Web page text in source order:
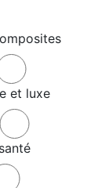
et luxe
santé